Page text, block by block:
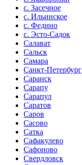
с. Засечное
с. Ильинское
с. Федино
с. Эсто-Садок
Салават
Сальск
Самара
Санкт-Петербург
Саранск
Сарапу
Сарапул
Саратов
Саров
Сасово
Сатка
Сафакулево
Сафоново
Свердловск